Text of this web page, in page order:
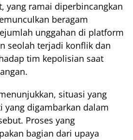
yang ramai diperbincangkan
beragam
unggahan di platform
seolah terjadi konflik dan
tim kepolisian saat
situasi yang
yang digambarkan dalam
Proses yang
bagian dari upaya